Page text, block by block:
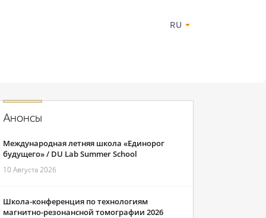
RU
Анонсы
Международная летняя школа «Единорог
будущего» / DU Lab Summer School
10 Августа 2026
Школа-конференция по технологиям
магнитно-резонансной томографии 2026